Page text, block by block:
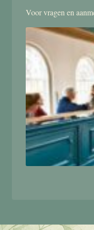
Voor vragen en